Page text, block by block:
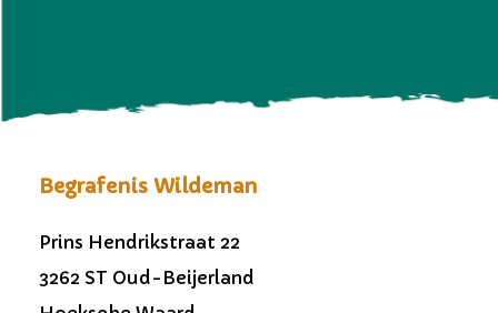
Begrafenis Wildeman
Prins Hendrikstraat 22
3262 ST Oud-Beijerland